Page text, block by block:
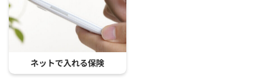
ネットで入れる保険